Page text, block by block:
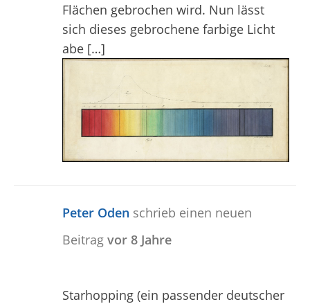
Flächen gebrochen wird. Nun lässt
sich dieses gebrochene farbige Licht
abe […]
Peter Oden schrieb einen neuen
Beitrag vor 8 Jahre
Starhopping (ein passender deutscher